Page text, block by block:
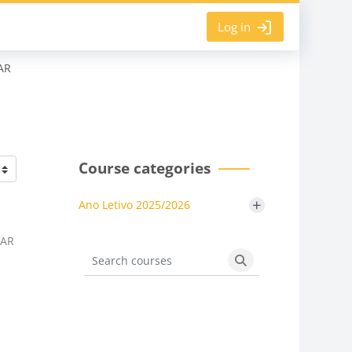
Log in
Course categories
Ano Letivo 2025/2026 +
Search courses
Search courses